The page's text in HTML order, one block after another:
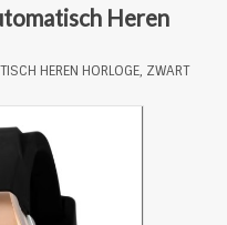
Heren
HEREN HORLOGE, ZWART